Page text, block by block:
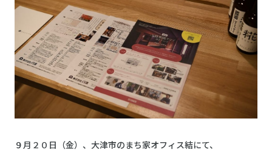
９月２０日（金）、大津市のまち家オフィス結にて、